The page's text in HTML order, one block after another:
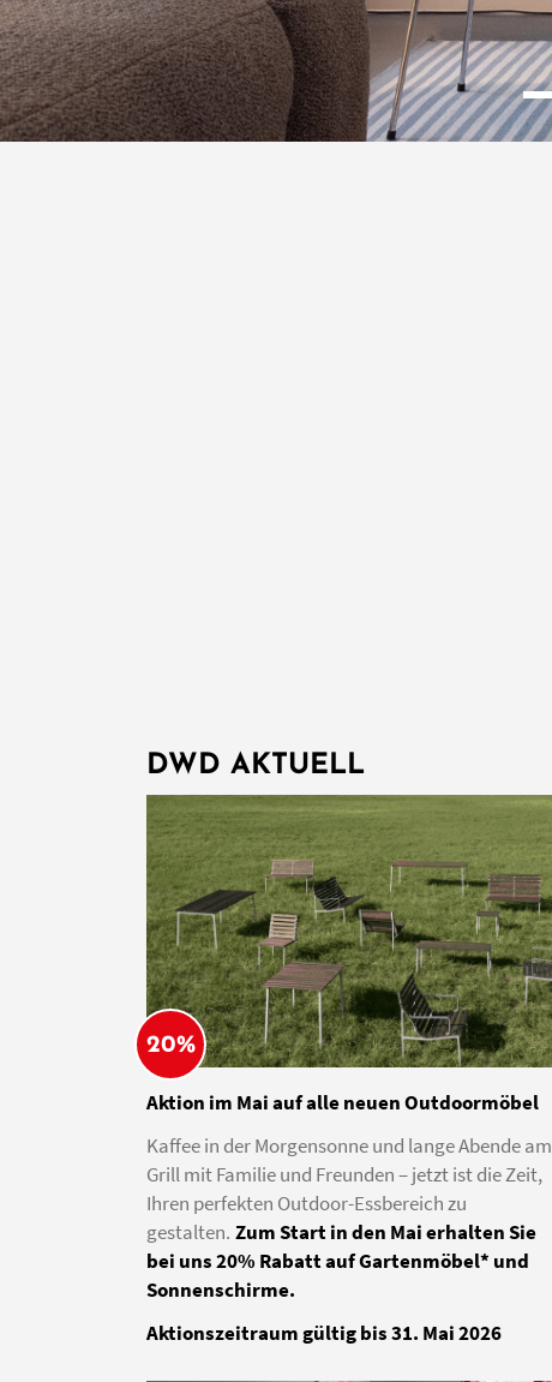
DWD AKTUELL
20%
Aktion im Mai auf alle neuen Outdoormöbel
Kaffee in der Morgensonne und lange Abende am
Grill mit Familie und Freunden – jetzt ist die Zeit,
Ihren perfekten Outdoor-Essbereich zu
gestalten. Zum Start in den Mai erhalten Sie
bei uns 20% Rabatt auf Gartenmöbel* und
Sonnenschirme.
Aktionszeitraum gültig bis 31. Mai 2026